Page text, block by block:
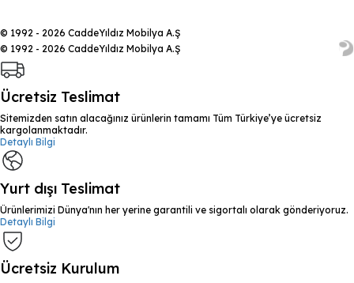
© 1992 - 2026 CaddeYıldız Mobilya A.Ş
© 1992 - 2026 CaddeYıldız Mobilya A.Ş
Ücretsiz Teslimat
Sitemizden satın alacağınız ürünlerin tamamı Tüm Türkiye’ye ücretsiz
kargolanmaktadır.
Detaylı Bilgi
Yurt dışı Teslimat
Ürünlerimizi Dünya'nın her yerine garantili ve sigortalı olarak gönderiyoruz.
Detaylı Bilgi
Ücretsiz Kurulum